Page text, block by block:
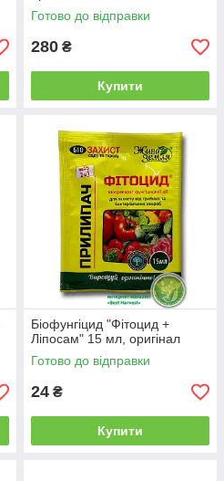
Готово до відправки
280 ₴
Купити
Біофунгіцид "Фітоцид +
Ліпосам" 15 мл, оригінал
Готово до відправки
24 ₴
Купити